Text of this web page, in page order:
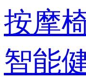
按摩
智能